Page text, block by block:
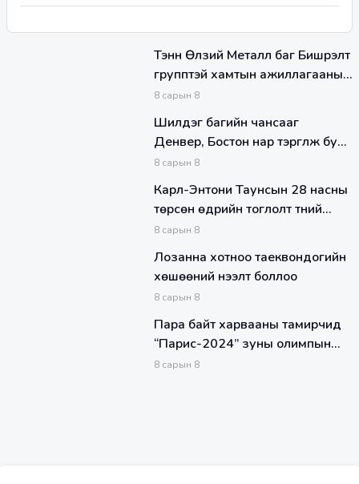
Тэнүүн Өлзий Металл баг Бишрэлт
групптэй хамтын ажиллагааны
гэрээ байгуулж Үндэсний дээд
лигт Бишрэлт Металл нэрийн
дор өрсөлдөхөөр боллоо
8 сарын 8
Шилдэг багийн чансааг
Денвер, Бостон нар тэргүүлж буй
бол Даллас, Миннесота багууд
15-аас 7-руу орж ирлээ
8 сарын 8
Карл-Энтони Таунсын 28 насны
төрсөн өдрийн тоглолт түүний
төсөөлснөөр байсангүй
8 сарын 8
Лозанна хотноо таеквондогийн
хөшөөний нээлт боллоо
8 сарын 8
Пара байт харвааны тамирчид
“Парис-2024” зуны олимпын
наадамд оролцох эрхийн төлөө
8 сарын 8